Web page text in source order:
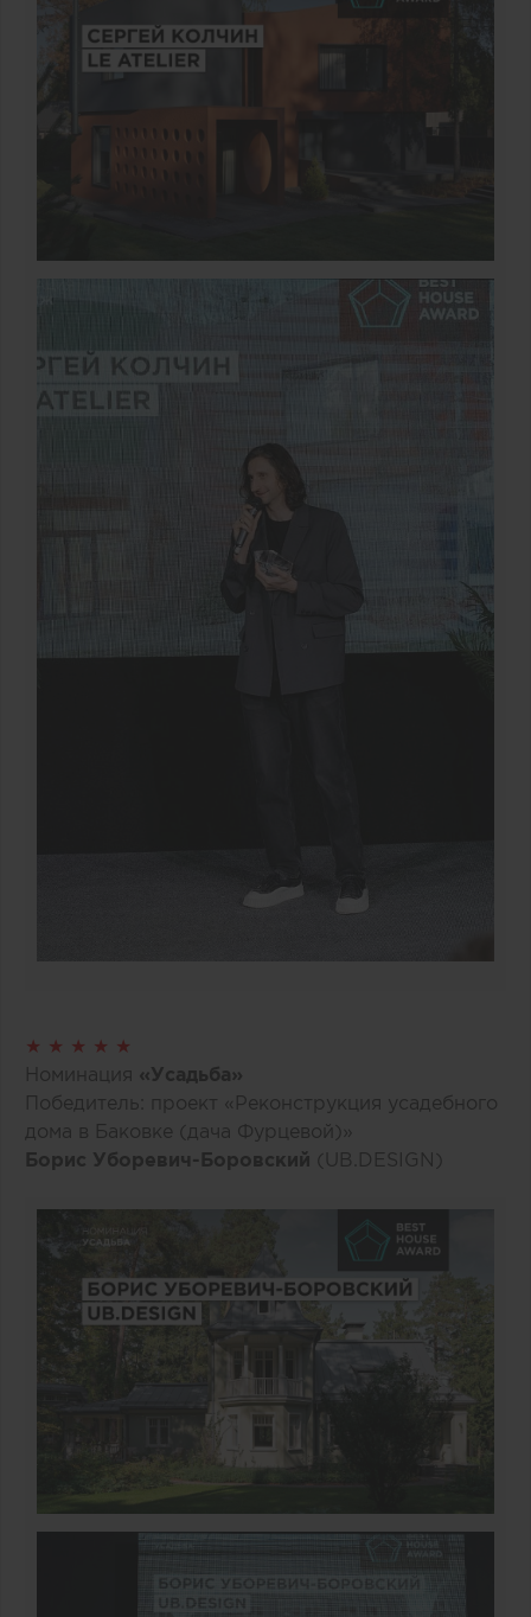
★ ★ ★ ★ ★
Номинация «Усадьба»
Победитель: проект «Реконструкция усадебного
дома в Баковке (дача Фурцевой)»
Борис Уборевич-Боровский (UB.DESIGN)